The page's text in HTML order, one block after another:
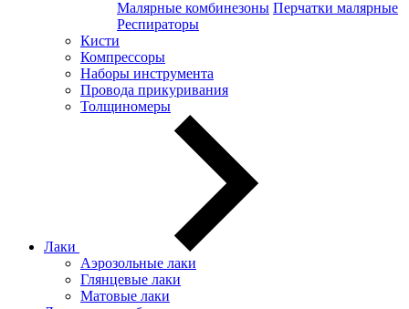
Малярные комбинезоны Перчатки малярные
Респираторы
Кисти
Компрессоры
Наборы инструмента
Провода прикуривания
Толщиномеры
Лаки
Аэрозольные лаки
Глянцевые лаки
Матовые лаки